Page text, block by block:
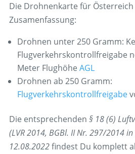
Die Drohnenkarte für
Zusamenfassung:
Drohnen unter 250 Gramm:
Flugverkehrskontrollfreigabe
Meter Flughöhe AGL
Drohnen ab 250 Gramm:
Flugverkehrskontrollfreigabe
Die entsprechenden § 18 (6)
(LVR 2014, BGBl. II Nr. 297/2014
12.08.2022findest Du komplett